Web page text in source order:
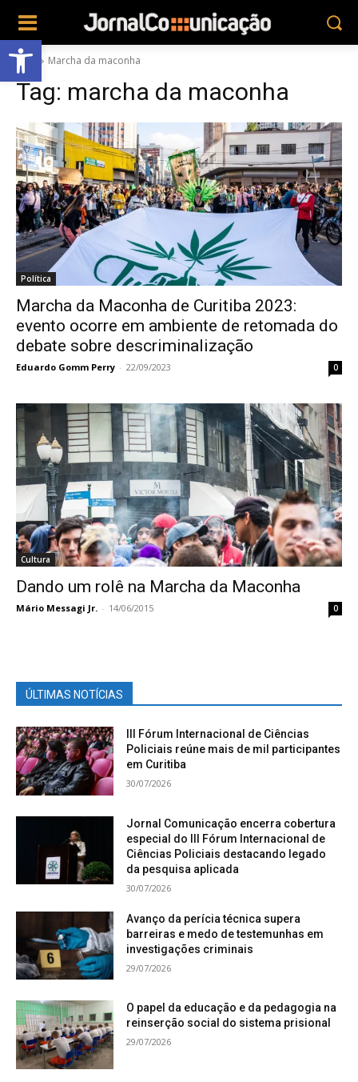
Abrir a barra de ferramentas
Tags Marcha da maconha
Tag: marcha da maconha
Política
Marcha da Maconha de Curitiba 2023:
evento ocorre em ambiente de retomada do
debate sobre descriminalização
Eduardo Gomm Perry - 22/09/2023 0
Cultura
Dando um rolê na Marcha da Maconha
Mário Messagi Jr. - 14/06/2015 0
ÚLTIMAS NOTÍCIAS
III Fórum Internacional de Ciências
Policiais reúne mais de mil participantes
em Curitiba
30/07/2026
Jornal Comunicação encerra cobertura
especial do III Fórum Internacional de
Ciências Policiais destacando legado
da pesquisa aplicada
30/07/2026
Avanço da perícia técnica supera
barreiras e medo de testemunhas em
investigações criminais
29/07/2026
O papel da educação e da pedagogia na
reinserção social do sistema prisional
29/07/2026